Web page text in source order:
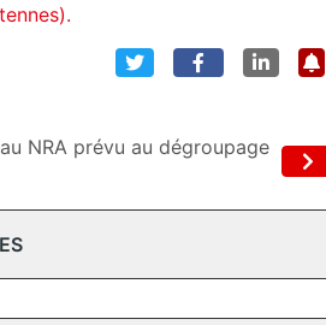
NRA prévu au dégroupage